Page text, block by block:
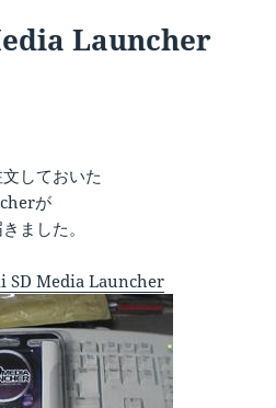
Launcher
しておいた
が
ました。
SD Media Launcher